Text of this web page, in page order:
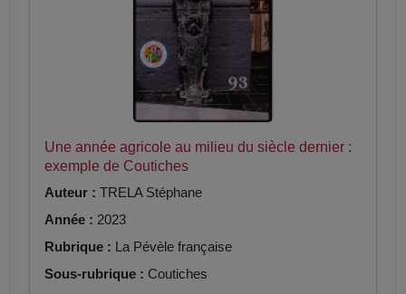
Une année agricole au milieu du siècle dernier :
exemple de Coutiches
Auteur : TRELA Stéphane
Année : 2023
Rubrique : La Pévèle française
Sous-rubrique : Coutiches